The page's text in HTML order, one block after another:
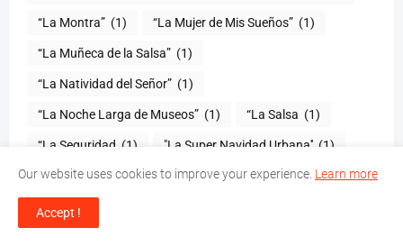
“La Montra” (1) “La Mujer de Mis Sueños” (1)
“La Muñeca de la Salsa” (1)
“La Natividad del Señor” (1)
“La Noche Larga de Museos” (1) “La Salsa (1)
“La Seguridad (1) "La Super Navidad Urbana'' (1)
“La Súper Revista” (1) “La Tipa” (2)
“La traición”
Our website uses cookies to improve your experience. Learn more
Accept !